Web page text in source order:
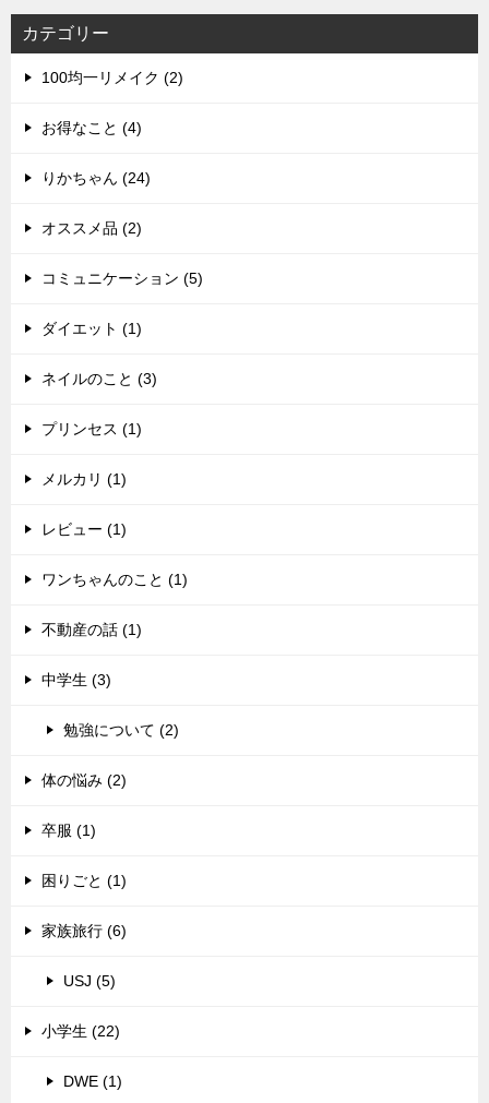
カテゴリー
100均一リメイク (2)
お得なこと (4)
りかちゃん (24)
オススメ品 (2)
コミュニケーション (5)
ダイエット (1)
ネイルのこと (3)
プリンセス (1)
メルカリ (1)
レビュー (1)
ワンちゃんのこと (1)
不動産の話 (1)
中学生 (3)
勉強について (2)
体の悩み (2)
卒服 (1)
困りごと (1)
家族旅行 (6)
USJ (5)
小学生 (22)
DWE (1)